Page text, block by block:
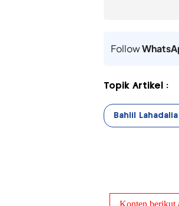
Follow
Topik Artikel :
Bahlil Lahadalia